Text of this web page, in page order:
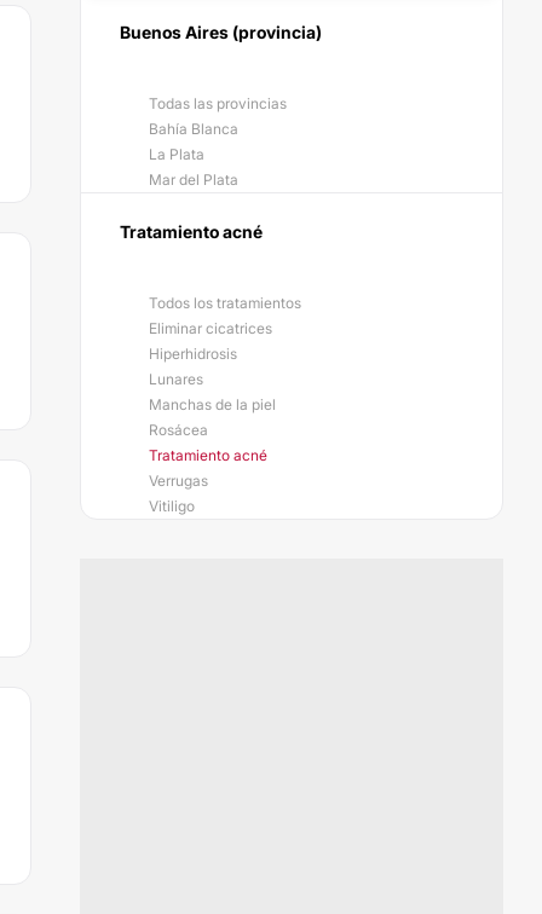
Buenos Aires (provincia)
Todas las provincias
Bahía Blanca
La Plata
Mar del Plata
Tratamiento acné
Todos los tratamientos
Eliminar cicatrices
Hiperhidrosis
Lunares
Manchas de la piel
Rosácea
Tratamiento acné
Verrugas
Vitiligo